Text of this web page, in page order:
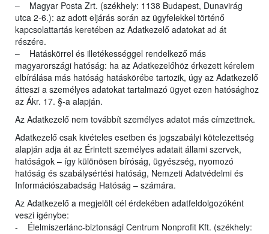
– Magyar Posta Zrt. (székhely: 1138 Budapest, Dunavirág
utca 2-6.): az adott eljárás során az ügyfelekkel történő
kapcsolattartás keretében az Adatkezelő adatokat ad át
részére.
– Hatáskörrel és illetékességgel rendelkező más
magyarországi hatóság: ha az Adatkezelőhöz érkezett kérelem
elbírálása más hatóság hatáskörébe tartozik, úgy az Adatkezelő
átteszi a személyes adatokat tartalmazó ügyet ezen hatósághoz
az Ákr. 17. §-a alapján.
Az Adatkezelő nem továbbít személyes adatot más címzettnek.
Adatkezelő csak kivételes esetben és jogszabályi kötelezettség
alapján adja át az Érintett személyes adatait állami szervek,
hatóságok – így különösen bíróság, ügyészség, nyomozó
hatóság és szabálysértési hatóság, Nemzeti Adatvédelmi és
Információszabadság Hatóság – számára.
Az Adatkezelő a megjelölt cél érdekében adatfeldolgozóként
veszi igénybe:
- Élelmiszerlánc-biztonsági Centrum Nonprofit Kft. (székhely: